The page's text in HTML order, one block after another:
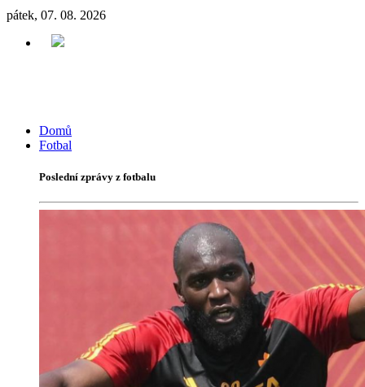
pátek, 07. 08. 2026
Domů
Fotbal
Poslední zprávy z fotbalu